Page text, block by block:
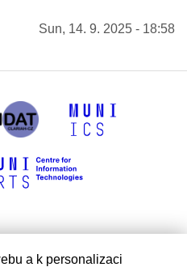
Sun, 14. 9. 2025 - 18:58
a k personalizaci